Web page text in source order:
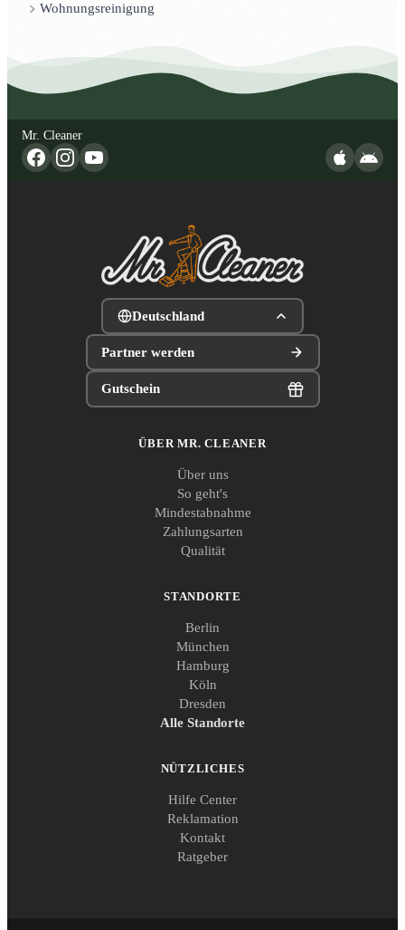
Wohnungsreinigung
Mr. Cleaner
Deutschland
Partner werden
Gutschein
ÜBER MR. CLEANER
Über uns
So geht's
Mindestabnahme
Zahlungsarten
Qualität
STANDORTE
Berlin
München
Hamburg
Köln
Dresden
Alle Standorte
NÜTZLICHES
Hilfe Center
Reklamation
Kontakt
Ratgeber